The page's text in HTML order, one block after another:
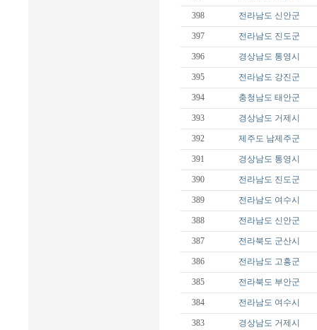
398 전라남도 신안군
397 전라남도 진도군
396 경상남도 통영시
395 전라남도 강진군
394 충청남도 태안군
393 경상남도 거제시
392 제주도 남제주군
391 경상남도 통영시
390 전라남도 진도군
389 전라남도 여수시
388 전라남도 신안군
387 전라북도 군산시
386 전라남도 고흥군
385 전라북도 부안군
384 전라남도 여수시
383 경상남도 거제시